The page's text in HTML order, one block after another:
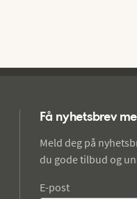
Få nyhetsbrev
Meld deg på
du gode tilbud og
E-post